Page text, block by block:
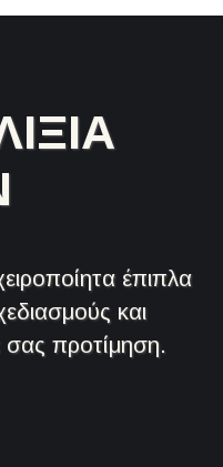
έπιπλα
και
προτίμηση.